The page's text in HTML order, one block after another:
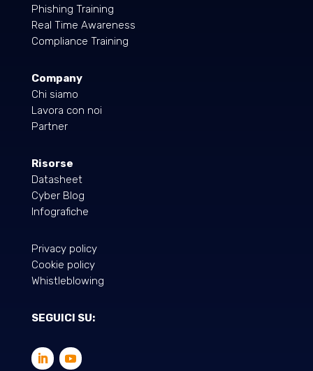
Phishing Training
Real Time Awareness
Compliance Training
Company
Chi siamo
Lavora con noi
Partner
Risorse
Datasheet
Cyber Blog
Infografiche
Privacy policy
Cookie policy
Whistleblowing
SEGUICI SU: